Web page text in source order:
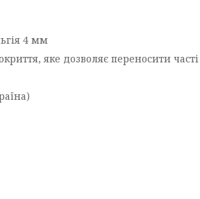
4 мм
яке дозволяє переносити